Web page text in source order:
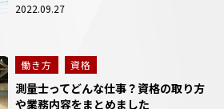
2022.09.27
働き方 資格
測量士ってどんな仕事？資格の取り方
や業務内容をまとめました